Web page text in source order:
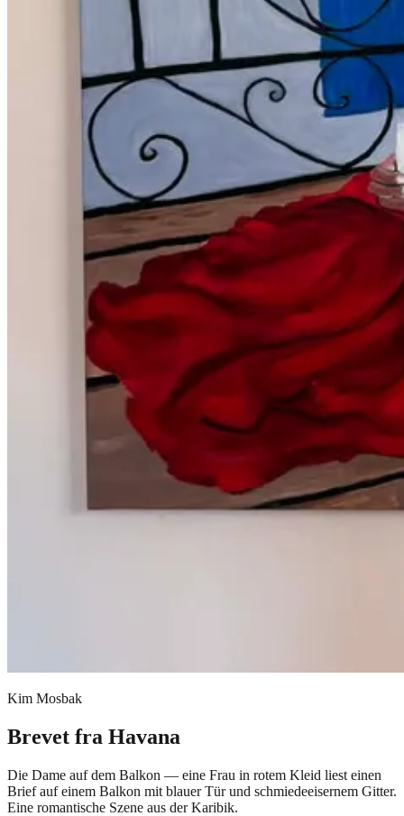
Kim Mosbak
Brevet fra Havana
Die Dame auf dem Balkon — eine Frau in rotem Kleid liest einen
Brief auf einem Balkon mit blauer Tür und schmiedeeisernem Gitter.
Eine romantische Szene aus der Karibik.